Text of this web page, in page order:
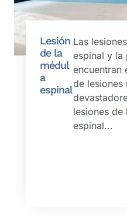
Lesión
de la
médul
a
espinal
Las
espinal y la
encuentran
de lesiones
lesiones de
espinal...